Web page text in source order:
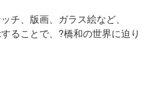
チ、版画、ガラス絵など、
ることで、?橋和の世界に迫り